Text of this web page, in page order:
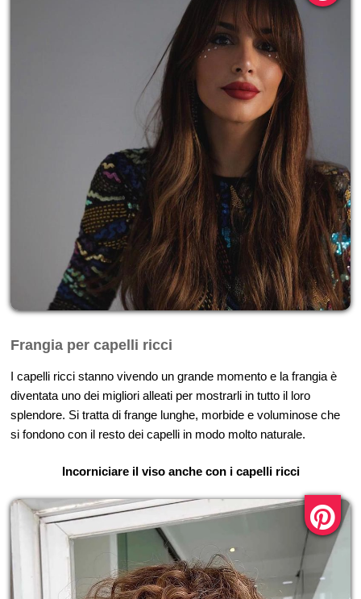
Frangia per capelli ricci
I capelli ricci stanno vivendo un grande momento e la frangia è
diventata uno dei migliori alleati per mostrarli in tutto il loro
splendore. Si tratta di frange lunghe, morbide e voluminose che
si fondono con il resto dei capelli in modo molto naturale.
Incorniciare il viso anche con i capelli ricci